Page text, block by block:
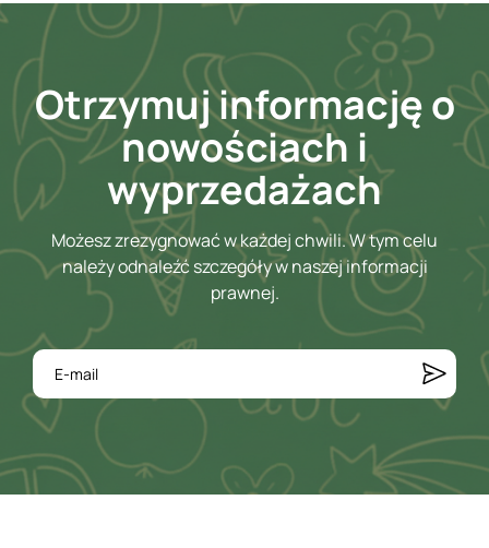
Otrzymuj informację o
nowościach i
wyprzedażach
Możesz zrezygnować w każdej chwili. W tym celu
należy odnaleźć szczegóły w naszej informacji
prawnej.